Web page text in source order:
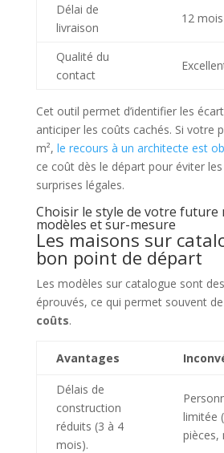
Délai de
livraison
12 mois
Qualité du
contact
Cet outil permet d’identifier les
anticiper les coûts cachés. Si votre
m², le recours à un architecte est
ce coût dès le départ pour éviter
surprises légales.
Choisir le style de votre future
modèles et sur-mesure
Les maisons sur
bon point de départ
Les modèles sur catalogue sont
éprouvés, ce qui permet souvent de
coûts.
Avantages
Délais de
construction
réduits (3 à 4
mois).
limitée
pièces,